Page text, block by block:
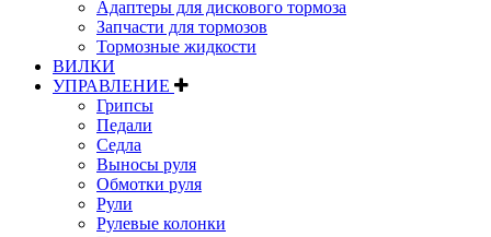
Адаптеры для дискового тормоза
Запчасти для тормозов
Тормозные жидкости
ВИЛКИ
УПРАВЛЕНИЕ
Грипсы
Педали
Седла
Выносы руля
Обмотки руля
Рули
Рулевые колонки